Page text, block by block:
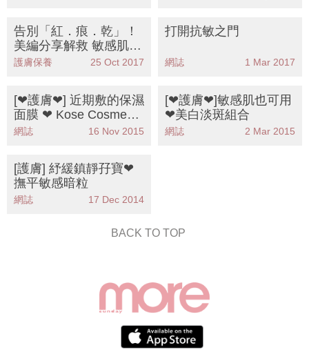
告別「紅．痕．乾」！
美編分享解救 敏感肌3
部曲！
護膚保養 25 Oct 2017
打開抗敏之門
網誌 1 Mar 2017
[❤護膚❤] 近期敷的保濕
面膜 ❤ Kose Cosmepo
rt Clear Turn
網誌 16 Nov 2015
[❤護膚❤]敏感肌也可用
❤美白淡斑組合
網誌 2 Mar 2015
[護膚] 紓緩鎮靜孖寶❤
撫平敏感暗粒
網誌 17 Dec 2014
BACK TO TOP